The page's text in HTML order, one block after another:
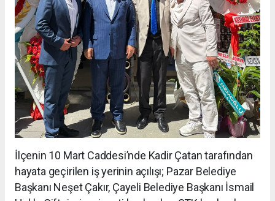
İlçenin 10 Mart Caddesi’nde Kadir Çatan tarafından
hayata geçirilen iş yerinin açılışı; Pazar Belediye
Başkanı Neşet Çakır, Çayeli Belediye Başkanı İsmail